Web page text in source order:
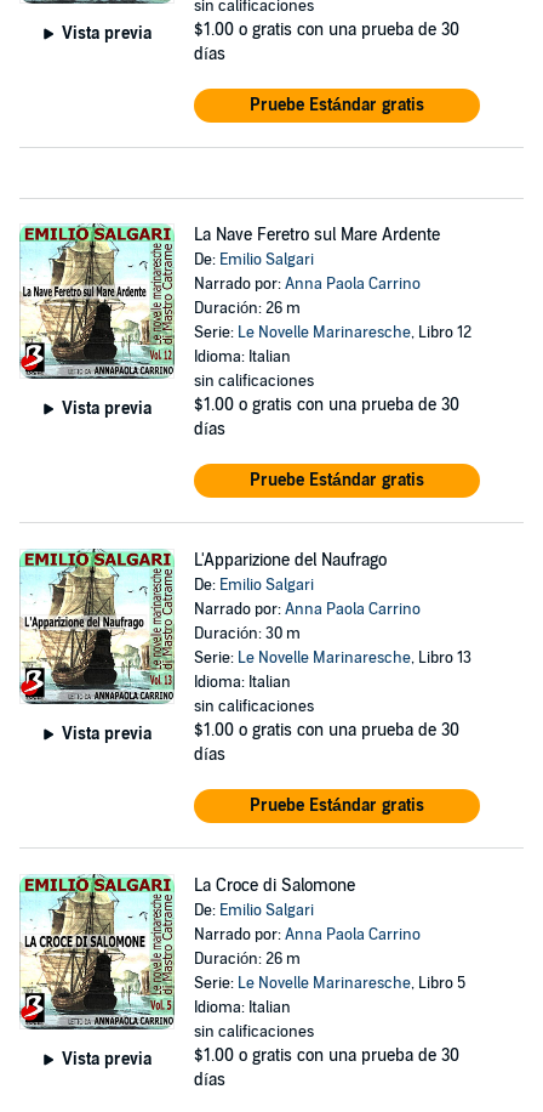
Vista previa
sin calificaciones
$1.00 o gratis con una prueba de 30
días
Pruebe Estándar gratis
Vista previa
La Nave Feretro sul Mare Ardente
De: Emilio Salgari
Narrado por:Anna Paola Carrino
Duración: 26 m
Serie: Le Novelle Marinaresche, Libro 12
Idioma: Italian
sin calificaciones
$1.00 o gratis con una prueba de 30
días
Pruebe Estándar gratis
Vista previa
L'Apparizione del Naufrago
De: Emilio Salgari
Narrado por:Anna Paola Carrino
Duración: 30 m
Serie: Le Novelle Marinaresche, Libro 13
Idioma: Italian
sin calificaciones
$1.00 o gratis con una prueba de 30
días
Pruebe Estándar gratis
Vista previa
La Croce di Salomone
De: Emilio Salgari
Narrado por:Anna Paola Carrino
Duración: 26 m
Serie: Le Novelle Marinaresche, Libro 5
Idioma: Italian
sin calificaciones
$1.00 o gratis con una prueba de 30
días